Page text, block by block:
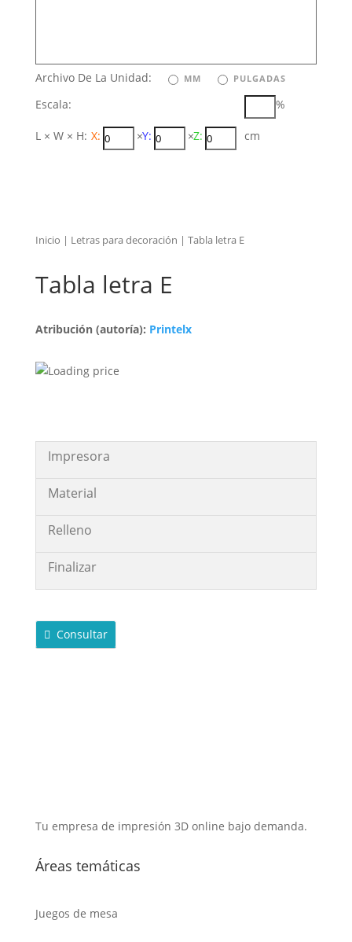
Archivo De La Unidad: MM PULGADAS
Escala: %
L × W × H: X: ×Y: ×Z: cm
Inicio | Letras para decoración | Tabla letra E
Tabla letra E
Atribución (autoría): Printelx
Impresora
Material
Relleno
Finalizar
Consultar
Tu empresa de impresión 3D online bajo demanda.
Áreas temáticas
Juegos de mesa